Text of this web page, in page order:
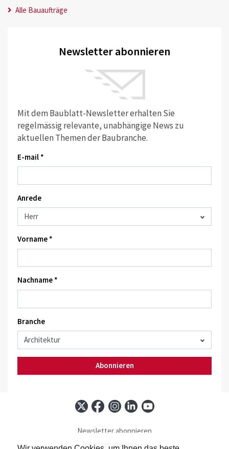
Alle Bauaufträge
Newsletter abonnieren
Mit dem Baublatt-Newsletter erhalten Sie
regelmässig relevante, unabhängige News zu
aktuellen Themen der Baubranche.
E-mail *
Anrede
Vorname *
Nachname *
Branche
Abonnieren
Newsletter abonnieren
Baublatt abonnieren